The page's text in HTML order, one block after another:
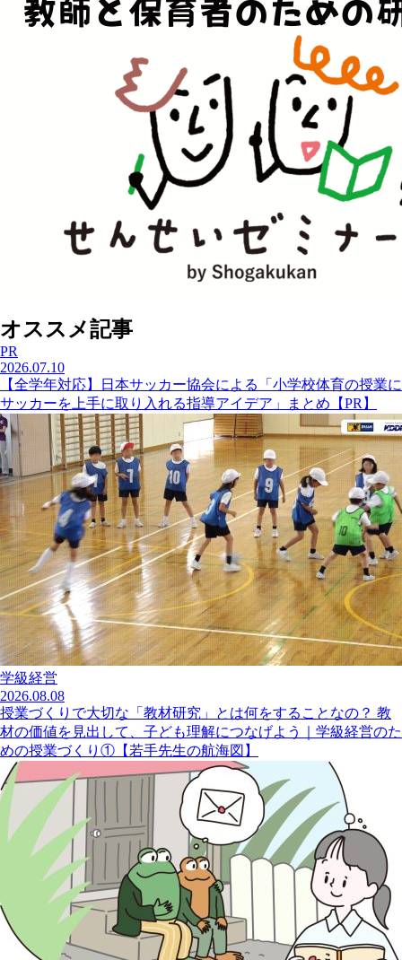
オススメ記事
PR
2026.07.10
【全学年対応】日本サッカー協会による「小学校体育の授業に
サッカーを上手に取り入れる指導アイデア」まとめ【PR】
学級経営
2026.08.08
授業づくりで大切な「教材研究」とは何をすることなの？ 教
材の価値を見出して、子ども理解につなげよう｜学級経営のた
めの授業づくり①【若手先生の航海図】